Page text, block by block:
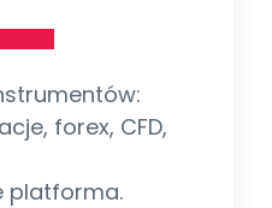
forex, CFD,
platforma.